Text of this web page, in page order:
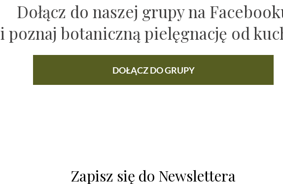
Dołącz do naszej grupy na
i poznaj botaniczną pielęgnację od
DOŁĄCZ DO GRUPY
Zapisz się do Newslettera